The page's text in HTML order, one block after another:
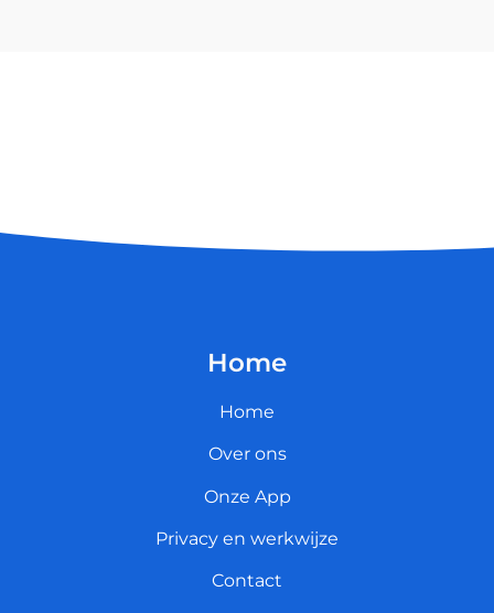
Home
Home
Over ons
Onze App
Privacy en werkwijze
Contact